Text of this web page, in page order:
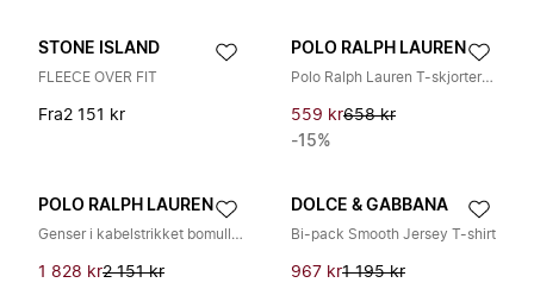
STONE ISLAND
FLEECE OVER FIT
Fra2 151 kr
POLO RALPH LAUREN
Polo Ralph Lauren T-skjorter og poloskjorter
559 kr658 kr
-15%
POLO RALPH LAUREN
Genser i kabelstrikket bomull med rund hals
1 828 kr2 151 kr
DOLCE & GABBANA
Bi-pack Smooth Jersey T-shirt
967 kr1 195 kr